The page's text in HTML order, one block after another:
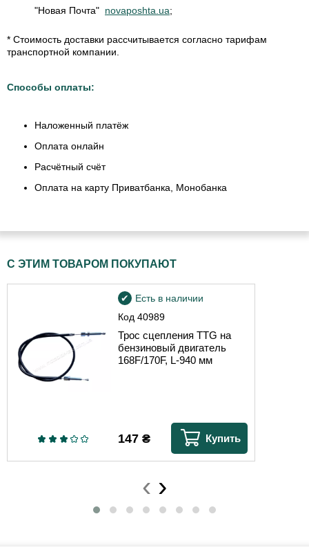
"Новая Почта" novaposhta.ua;
* Стоимость доставки рассчитывается согласно тарифам
транспортной компании.
Способы оплаты:
Наложенный платёж
Оплата онлайн
Расчётный счёт
Оплата на карту Приватбанка, Монобанка
С ЭТИМ ТОВАРОМ ПОКУПАЮТ
Код 40989
Есть в наличии
Трос сцепления TTG на
бензиновый двигатель
168F/170F, L-940 мм
147 ₴ Купить
‹ ›